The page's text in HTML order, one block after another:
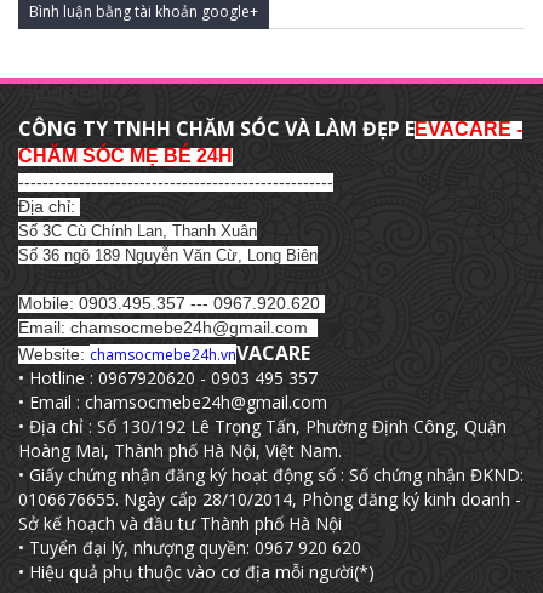
Bình luận bằng tài khoản google+
CÔNG TY TNHH CHĂM SÓC VÀ LÀM ĐẸP EEVACARE -
CHĂM SÓC MẸ BÉ 24H
----------------------------------------------------
Địa chỉ:
Số 3C Cù Chính Lan, Thanh Xuân
Số 36 ngõ 189 Nguyễn Văn Cừ, Long Biên
Mobile: 0903.495.357 --- 0967.920.620
Email: chamsocmebe24h@gmail.com
Website: chamsocmebe24h.vnVACARE
• Hotline : 0967920620 - 0903 495 357
• Email : chamsocmebe24h@gmail.com
• Địa chỉ : Số 130/192 Lê Trọng Tấn, Phường Định Công, Quận
Hoàng Mai, Thành phố Hà Nội, Việt Nam.
• Giấy chứng nhận đăng ký hoạt động số : Số chứng nhận ĐKND:
0106676655. Ngày cấp 28/10/2014, Phòng đăng ký kinh doanh -
Sở kế hoạch và đầu tư Thành phố Hà Nội
• Tuyển đại lý, nhượng quyền: 0967 920 620
• Hiệu quả phụ thuộc vào cơ địa mỗi người(*)